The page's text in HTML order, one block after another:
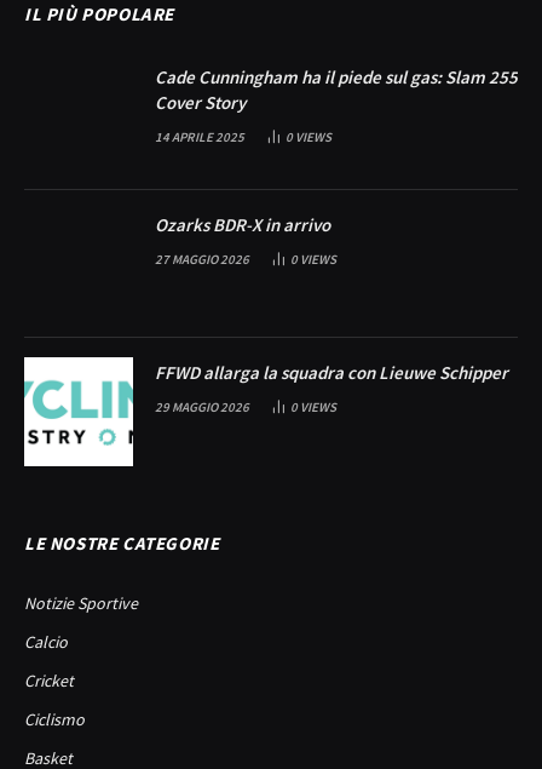
IL PIÙ POPOLARE
Cade Cunningham ha il piede sul gas: Slam 255
Cover Story
14 APRILE 2025 0VIEWS
Ozarks BDR-X in arrivo
27 MAGGIO 2026 0VIEWS
FFWD allarga la squadra con Lieuwe Schipper
29 MAGGIO 2026 0VIEWS
LE NOSTRE CATEGORIE
Notizie Sportive
Calcio
Cricket
Ciclismo
Basket